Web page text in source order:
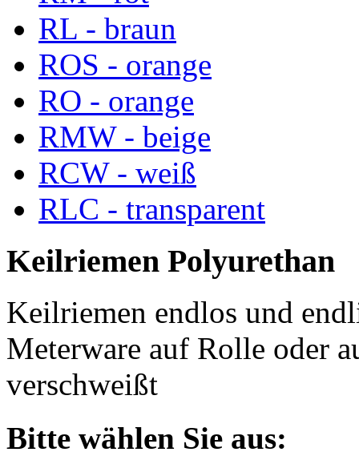
RL - braun
ROS - orange
RO - orange
RMW - beige
RCW - weiß
RLC - transparent
Keilriemen Polyurethan
Keilriemen endlos und
Meterware auf Rolle oder
verschweißt
Bitte wählen Sie aus: